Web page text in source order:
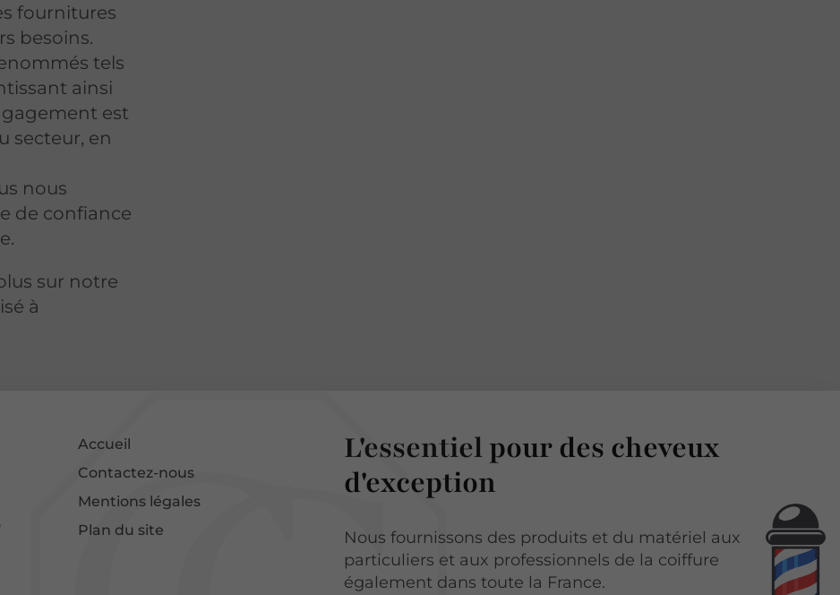
fournitures
besoins.
tels
ainsi
est
secteur, en
nous
de confiance
sur notre
à
Accueil
Contactez-nous
Mentions légales
Plan du site
L'essentielpour des cheveux
d'exception
Nous fournissons des produits et du matériel aux
particuliers et aux professionnels de la coiffure
également dans toute la France.